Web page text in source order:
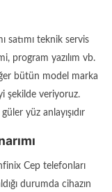
satımı teknik servis
program yazılım vb.
bütün model marka
şekilde veriyoruz.
yüz anlayışıdır
Cep telefonları
durumda cihazın